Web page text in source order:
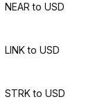
NEAR to USD
LINK to USD
STRK to USD